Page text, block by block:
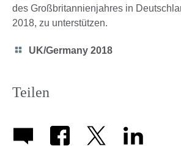
des Großbritannienjahres in
2018, zu unterstützen.
Category
UK/Germany 2018
Teilen